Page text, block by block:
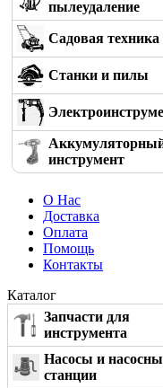
пылеудаление
Садовая техника
Станки и пилы
инструмент
О Нас
Доставка
Оплата
Помощь
Контакты
Каталог
Запчасти для
инструмента
Насосы и
станции